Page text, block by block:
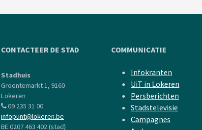
CONTACTEER DE STAD
Stadhuis
Groentemarkt 1, 9160
Lokeren
09 235 31 00
infopunt@lokeren.be
BE 0207 463 402 (stad)
COMMUNICATIE
Infokranten
UiT in Lokeren
Persberichten
Stadstelevisie
Campagnes